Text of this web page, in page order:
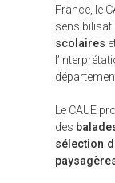
France, le
scolaires
Le CAUE
des
sélection